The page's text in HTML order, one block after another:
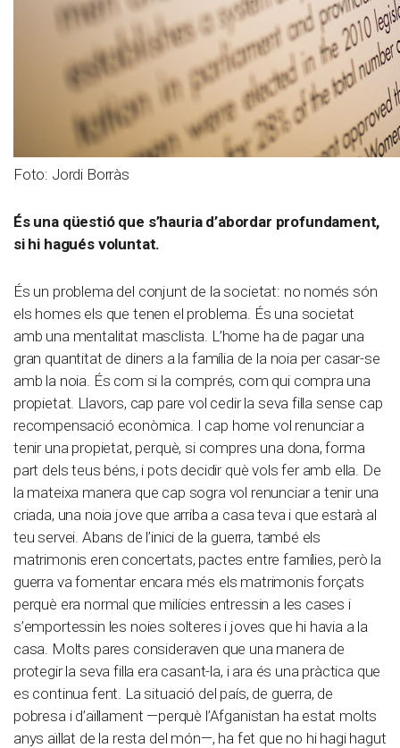
Foto: Jordi Borràs
És una qüestió que s’hauria d’abordar profundament,
si hi hagués voluntat.
És un problema del conjunt de la societat: no només són
els homes els que tenen el problema. És una societat
amb una mentalitat masclista. L’home ha de pagar una
gran quantitat de diners a la família de la noia per casar-se
amb la noia. És com si la comprés, com qui compra una
propietat. Llavors, cap pare vol cedir la seva filla sense cap
recompensació econòmica. I cap home vol renunciar a
tenir una propietat, perquè, si compres una dona, forma
part dels teus béns, i pots decidir què vols fer amb ella. De
la mateixa manera que cap sogra vol renunciar a tenir una
criada, una noia jove que arriba a casa teva i que estarà al
teu servei. Abans de l’inici de la guerra, també els
matrimonis eren concertats, pactes entre famílies, però la
guerra va fomentar encara més els matrimonis forçats
perquè era normal que milícies entressin a les cases i
s’emportessin les noies solteres i joves que hi havia a la
casa. Molts pares consideraven que una manera de
protegir la seva filla era casant-la, i ara és una pràctica que
es continua fent. La situació del país, de guerra, de
pobresa i d’aïllament —perquè l’Afganistan ha estat molts
anys aïllat de la resta del món—, ha fet que no hi hagi hagut